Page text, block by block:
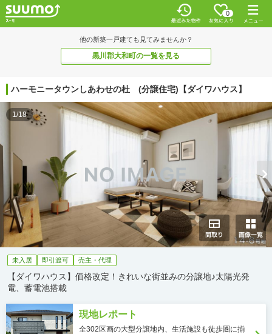
0
他の新築一戸建ても見てみませんか？
黒川郡大和町の一覧を見る
ハーモニータウンしあわせの杜 (分譲住宅)【ダイワハウス】
1/18
未入居 即引渡可 売主・代理
【ダイワハウス】価格改定！きれいな街並みの分譲地♪太陽光発
電、蓄電池搭載
現地レポート
全302区画の大型分譲地内、生活施設も徒歩圏に揃